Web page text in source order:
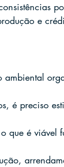
e
ambiental
é preciso
que é viável